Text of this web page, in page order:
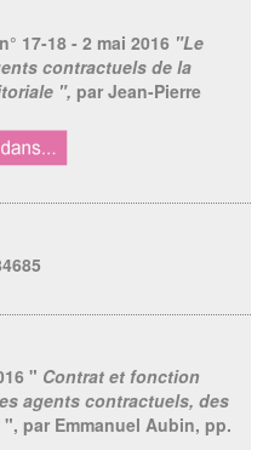
17-18 - 2 mai 2016 "Le
contractuels de la
", par Jean-Pierre
" Contrat et fonction
agents contractuels, des
", par Emmanuel Aubin, pp.